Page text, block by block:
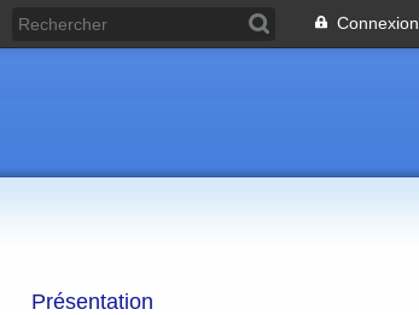
Connexion
Présentation